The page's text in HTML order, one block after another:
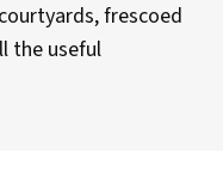
frescoed
the useful